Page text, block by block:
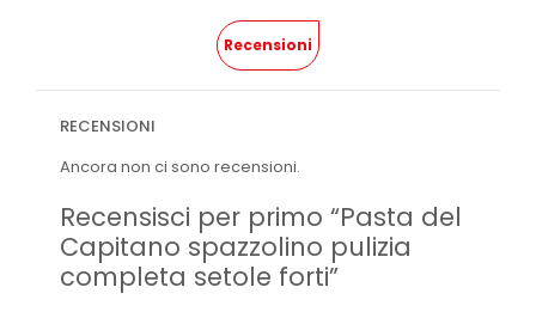
Recensioni
RECENSIONI
Ancora non ci sono recensioni.
Recensisci per primo “Pasta del
Capitano spazzolino pulizia
completa setole forti”